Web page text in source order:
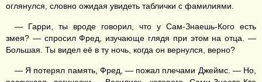
оглянулся, словно ожидая увидеть таблички с фамилиями.
— Гарри, ты вроде говорил, что у Сам-Знаешь-Кого есть
змея? — спросил Фред, изучающе глядя при этом на отца. —
Большая. Ты видел её в ту ночь, когда он вернулся, верно?
— Я потерял память, Фред, — пожал плечами Джеймс. — Но,